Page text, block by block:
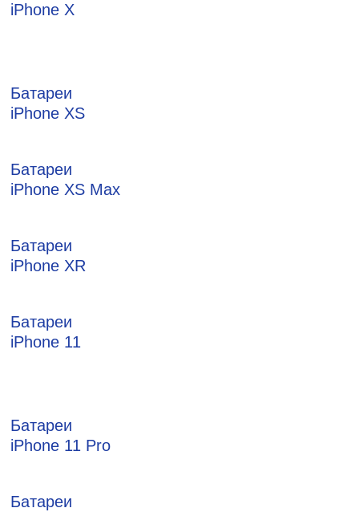
iPhone X
Батареи
iPhone XS
Батареи
iPhone XS Max
Батареи
iPhone XR
Батареи
iPhone 11
Батареи
iPhone 11 Pro
Батареи